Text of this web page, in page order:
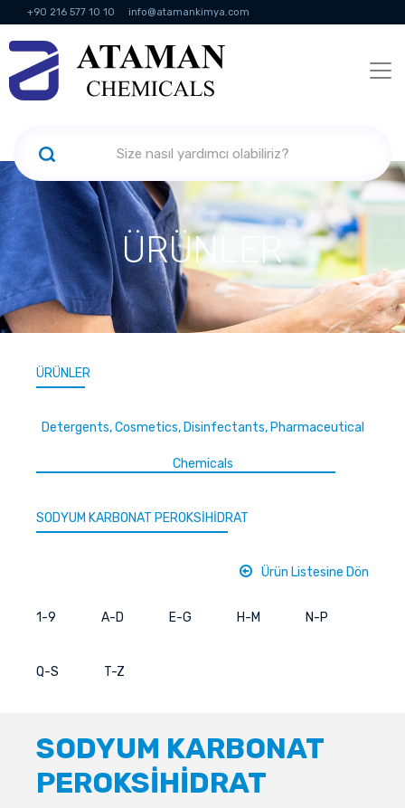
+90 216 577 10 10 info@atamankimya.com
KVKK Politikası Bilgi Toplumu Hizmetleri
ÜRÜNLER
ÜRÜNLER
Detergents, Cosmetics, Disinfectants, Pharmaceutical
Chemicals
SODYUM KARBONAT PEROKSİHİDRAT
Ürün Listesine Dön
1-9 A-D E-G H-M N-P
Q-S T-Z
SODYUM KARBONAT
PEROKSİHİDRAT